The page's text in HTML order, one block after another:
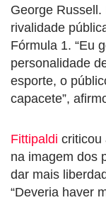
George
rivalidade
Fórmula 1. “Eu
personalidade
esporte, o
capacete”,
Fittipaldi criticou
na imagem dos
dar mais
“Deveria haver